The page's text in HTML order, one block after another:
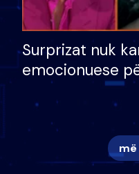
Surprizat nuk
emocionuese
nëna dhe
nuk i mban dot